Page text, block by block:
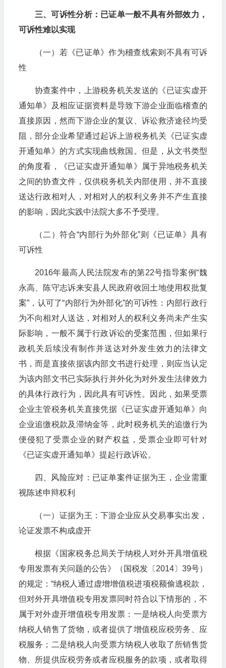
三、可诉性分析：已证单一般不具有外部效力，
可诉性难以实现
（一）若《已证单》作为稽查线索则不具有可诉
性
协查案件中，上游税务机关发送的《已证实虚开
通知单》及相应证据资料是导致下游企业面临稽查的
直接原因，然而下游企业的复议、诉讼救济途径均受
阻，部分企业希望通过起诉上游税务机关《已证实虚
开通知单》的方式实现曲线救国。但是，从文书类型
的角度看，《已证实虚开通知单》属于异地税务机关
之间的协查文件，仅供税务机关内部使用，并不直接
送达行政相对人，对相对人的权利义务并不产生直接
的影响，因此实践中法院大多不予受理。
（二）符合“内部行为外部化”则《已证单》具有
可诉性
2016年最高人民法院发布的第22号指导案例“魏
永高、陈守志诉来安县人民政府收回土地使用权批复
案”，认可了“内部行为外部化”的可诉性：内部行政行
为不向相对人送达，对相对人的权利义务尚未产生实
际影响，一般不属于行政诉讼的受案范围，但如果行
政机关后续没有制作并送达对外发生效力的法律文
书，而是直接依据该内部文书进行处理，则应当认定
为该内部文书已实际执行并外化为对外发生法律效力
的具体行政行为，因此具有可诉性。因此，如果受票
企业主管税务机关直接凭据《已证实虚开通知单》向
企业追缴税款及滞纳金等，此时税务机关的追缴行为
便侵犯了受票企业的财产权益，受票企业即可针对
《已证实虚开通知单》提起行政诉讼。
四、风险应对：已证单案件证据为王，企业需重
视陈述申辩权利
（一）证据为王：下游企业应从交易事实出发，
论证发票不构成虚开
根据《国家税务总局关于纳税人对外开具增值税
专用发票有关问题的公告》（国税发〔2014〕39号）
的规定：“纳税人通过虚增增值税进项税额偷逃税款，
但对外开具增值税专用发票同时符合以下情形的，不
属于对外虚开增值税专用发票：一是纳税人向受票方
纳税人销售了货物，或者提供了增值税应税劳务、应
税服务；二是纳税人向受票方纳税人收取了所销售货
物、所提供应税劳务或者应税服务的款项，或者取得